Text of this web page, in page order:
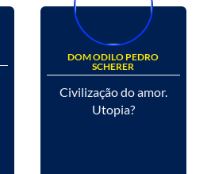
DOM ODILO PEDRO
SCHERER
Civilização do amor.
Utopia?